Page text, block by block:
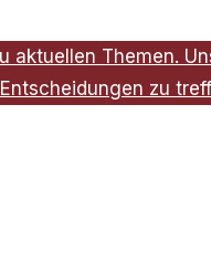
Themen.
zu